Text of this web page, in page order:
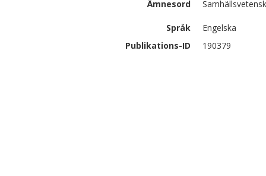
Ämnesord
Språk
Engelska
Publikations-ID
190379